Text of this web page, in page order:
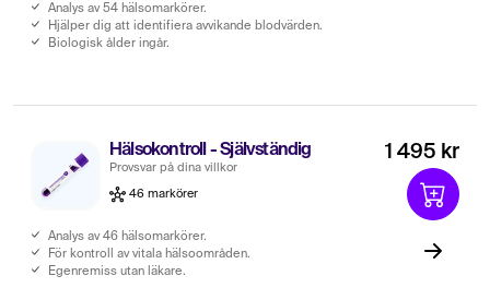
Analys av 54 hälsomarkörer.
Hjälper dig att identifiera avvikande blodvärden.
Biologisk ålder ingår.
Hälsokontroll - Självständig
Provsvar på dina villkor
46 markörer
Analys av 46 hälsomarkörer.
För kontroll av vitala hälsoområden.
Egenremiss utan läkare.
1 495 kr